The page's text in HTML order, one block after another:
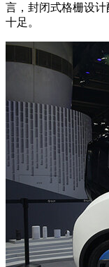
言，封闭式格栅设
十足。